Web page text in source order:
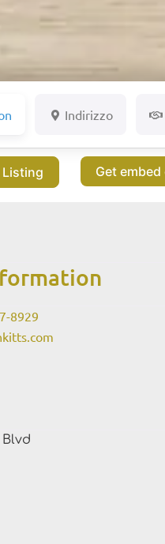
Indirizzo
Listing Get embed
8929